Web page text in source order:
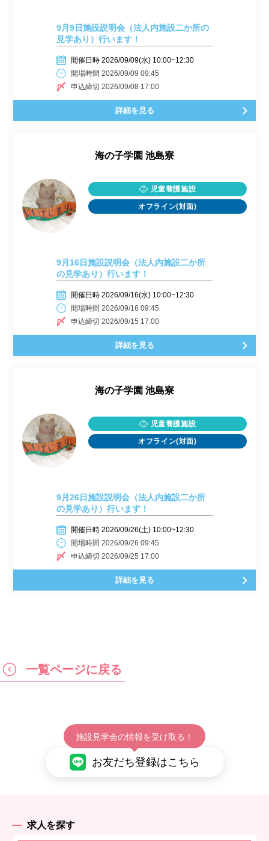
9月9日施設説明会（法人内施設二か所の
見学あり）行います！
開催日時 2026/09/09(水) 10:00~12:30
開場時間 2026/09/09 09:45
申込締切 2026/09/08 17:00
詳細を見る
海の子学園 池島寮
児童養護施設
オフライン(対面)
9月16日施設説明会（法人内施設二か所
の見学あり）行います！
開催日時 2026/09/16(水) 10:00~12:30
開場時間 2026/09/16 09:45
申込締切 2026/09/15 17:00
詳細を見る
海の子学園 池島寮
児童養護施設
オフライン(対面)
9月26日施設説明会（法人内施設二か所
の見学あり）行います！
開催日時 2026/09/26(土) 10:00~12:30
開場時間 2026/09/26 09:45
申込締切 2026/09/25 17:00
詳細を見る
一覧ページに戻る
施設見学会の情報を受け取る！
お友だち登録はこちら
求人を探す